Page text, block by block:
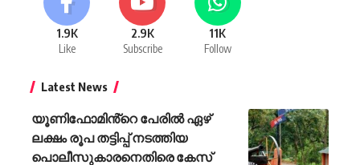
1.9K
Like
2.9K
Subscribe
11K
Follow
Latest News
യൂണിഫോമിൻ്റെ പേരിൽ ഏഴ്
ലക്ഷം രൂപ തട്ടിപ്പ് നടത്തിയ
പൊലീസുകാരനെതിരെ കേസ്